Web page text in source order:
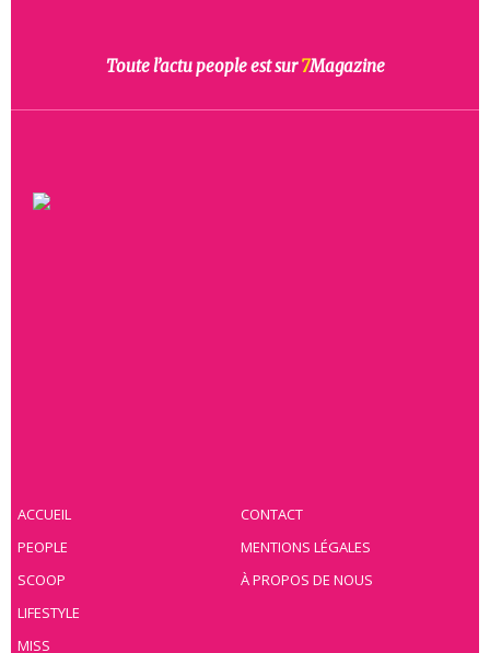
Toute l’actu people est sur7Magazine
ACCUEIL
PEOPLE
SCOOP
LIFESTYLE
MISS
CONTACT
MENTIONS LÉGALES
À PROPOS DE NOUS